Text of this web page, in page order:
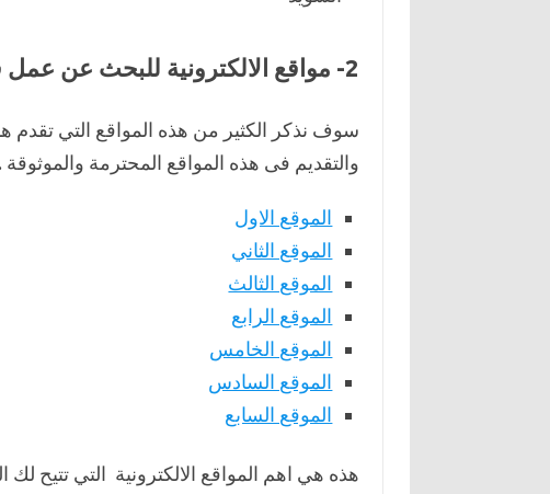
2- مواقع الالكترونية للبحث عن عمل فى السويد :
سوف نذكر الكثير من هذه المواقع التي
والتقديم فى هذه المواقع المحترمة والموثوقة .
الموقع الاول
الموقع الثاني
الموقع الثالث
الموقع الرابع
الموقع الخامس
الموقع السادس
الموقع السابع
هذه هي اهم المواقع الالكترونية التي تتيح